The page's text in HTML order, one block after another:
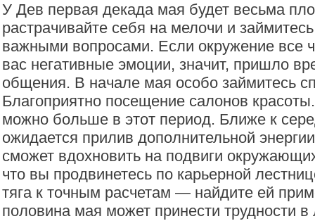
У Дев первая декада мая будет весьма
растрачивайте себя на мелочи и
важными вопросами. Если окружение все
вас негативные эмоции, значит, пришло
общения. В начале мая особо займитесь
Благоприятно посещение салонов
можно больше в этот период. Ближе к
ожидается прилив дополнительной
сможет вдохновить на подвиги
что вы продвинетесь по карьерной
тяга к точным расчетам — найдите ей
половина мая может принести трудности